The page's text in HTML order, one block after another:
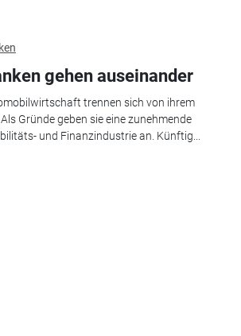
gehen auseinander
trennen sich von ihrem
Gründe geben sie eine zunehmende
und Finanzindustrie an. Künftig...